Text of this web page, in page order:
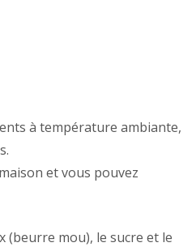
à température ambiante,
et vous pouvez
(beurre mou), le sucre et le